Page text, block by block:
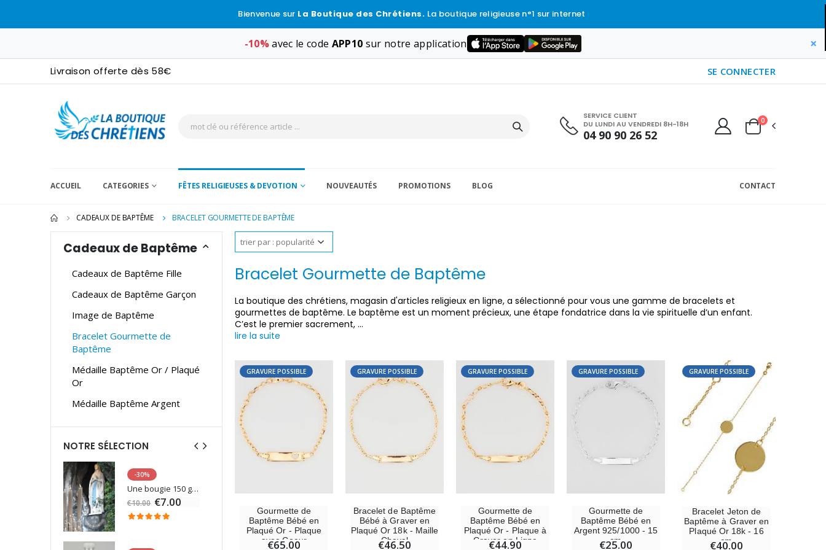
Bienvenue sur La Boutique des Chrétiens. La boutique religieuse n°1 sur internet
-10%avec le code APP10 sur notre application ×
Livraison offerte dès 58€ SE CONNECTER
SERVICE CLIENT
DU LUNDI AU VENDREDI 8H-18H
04 90 90 26 52
0
ACCUEIL CATEGORIES FÊTES RELIGIEUSES & DEVOTION NOUVEAUTÉS PROMOTIONS BLOG CONTACT
CADEAUX DE BAPTÊME BRACELET GOURMETTE DE BAPTÊME
Bracelet Gourmette de Baptême
La boutique des chrétiens, magasin d'articles religieux en ligne, a sélectionné pour vous une gamme de bracelets et
gourmettes de baptême. Le baptême est un moment précieux, une étape fondatrice dans la vie spirituelle d’un enfant.
C’est le premier sacrement, ...
lire la suite
GRAVURE POSSIBLE
Gourmette de
Baptême Bébé en
Plaqué Or - Plaque
avec Coeur
€65.00
GRAVURE POSSIBLE
Bracelet de Baptême
Bébé à Graver en
Plaqué Or 18k - Maille
Cheval
€46.50
GRAVURE POSSIBLE
Gourmette de
Baptême Bébé en
Plaqué Or - Plaque à
Graver en Ligne
€44.90
GRAVURE POSSIBLE
Gourmette de
Baptême Bébé en
Argent 925/1000 - 15
cm
€25.00
GRAVURE POSSIBLE
Bracelet Jeton de
Baptême à Graver en
Plaqué Or 18k - 16
cm
€40.00
Cadeaux de Baptême
Cadeaux de Baptême Fille
Cadeaux de Baptême Garçon
Image de Baptême
Bracelet Gourmette de
Baptême
Médaille Baptême Or / Plaqué
Or
Médaille Baptême Argent
NOTRE SÉLECTION
-30%
Une bougie 150 gr et votre Prière déposées à Lourdes
€10.00 €7.00
€6.00 €6.00